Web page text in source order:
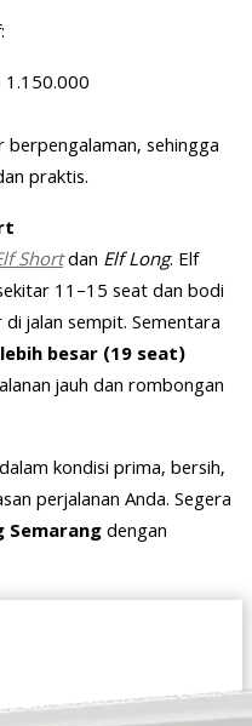
1.150.000
sehingga
praktis.
Shortdan Elf Long. Elf
11–15 seat dan bodi
jalan sempit. Sementara
besar (19 seat)
jauh dan rombongan
kondisi prima, bersih,
perjalanan Anda. Segera
Semarangdengan